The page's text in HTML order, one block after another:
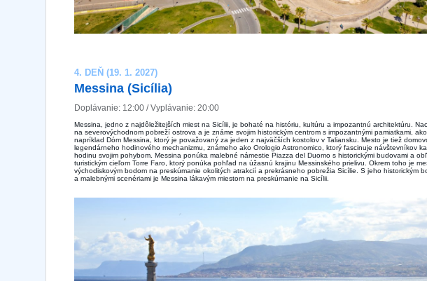
4. DEŇ (19. 1. 2027)
Messina (Sicília)
Doplávanie: 12:00 / Vyplávanie: 20:00
Messina, jedno z najdôležitejších miest na Sicílii, je bohaté na históriu, kultúru a impozantnú architektúru.
na severovýchodnom pobreží ostrova a je známe svojim historickým centrom s impozantnými pamiatkami,
napríklad Dóm Messina, ktorý je považovaný za jeden z najväčších kostolov v Taliansku. Mesto je tiež
legendárneho hodinového mechanizmu, známeho ako Orologio Astronomico, ktorý fascinuje návštevníkov
hodinu svojim pohybom. Messina ponúka malebné námestie Piazza del Duomo s historickými budovami a
turistickým cieľom Torre Faro, ktorý ponúka pohľad na úžasnú krajinu Messinského prielivu. Okrem toho je
východiskovým bodom na preskúmanie okolitých atrakcií a prekrásneho pobrežia Sicílie. S jeho historickým
a malebnými scenériami je Messina lákavým miestom na preskúmanie na Sicílii.